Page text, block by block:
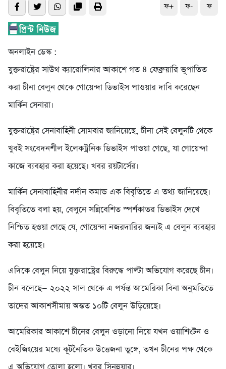
ফ+ ফ- ফ
অনলাইন ডেস্ক :
যুক্তরাষ্ট্রের সাউথ ক্যারোলিনার আকাশে গত ৪ ফেব্রুয়ারি ভূপাতিত
করা চীনা বেলুন থেকে গোয়েন্দা ডিভাইস পাওয়ার দাবি করেছেন
মার্কিন সেনারা।
যুক্তরাষ্ট্রের সেনাবাহিনী সোমবার জানিয়েছে, চীনা সেই বেলুনটি থেকে
খুবই সংবেদনশীল ইলেকট্রনিক ডিভাইস পাওয়া গেছে, যা গোয়েন্দা
কাজে ব্যবহার করা হয়েছে। খবর রয়টার্সের।
মার্কিন সেনাবাহিনীর নর্দান কমান্ড এক বিবৃতিতে এ তথ্য জানিয়েছে।
বিবৃতিতে বলা হয়, বেলুনে সন্নিবেশিত স্পর্শকাতর ডিভাইস দেখে
নিশ্চিত হওয়া গেছে যে, গোয়েন্দা নজরদারির জন্যই এ বেলুন ব্যবহার
করা হয়েছে।
এদিকে বেলুন নিয়ে যুক্তরাষ্ট্রের বিরুদ্ধে পাল্টা অভিযোগ করেছে চীন।
চীন বলেছে— ২০২২ সাল থেকে এ পর্যন্ত আমেরিকা বিনা অনুমতিতে
তাদের আকাশসীমায় অন্তত ১০টি বেলুন উড়িয়েছে।
আমেরিকার আকাশে চীনের বেলুন ওড়ানো নিয়ে যখন ওয়াশিংটন ও
বেইজিংয়ের মধ্যে কূটনৈতিক উত্তেজনা তুঙ্গে, তখন চীনের পক্ষ থেকে